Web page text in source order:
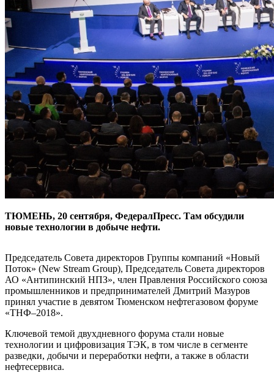
ТЮМЕНЬ, 20 сентября, ФедералПресс. Там обсудили
новые технологии в добыче нефти.
Председатель Совета директоров Группы компаний «Новый
Поток» (New Stream Group), Председатель Совета директоров
АО «Антипинский НПЗ», член Правления Российского союза
промышленников и предпринимателей Дмитрий Мазуров
принял участие в девятом Тюменском нефтегазовом форуме
«ТНФ–2018».
Ключевой темой двухдневного форума стали новые
технологии и цифровизация ТЭК, в том числе в сегменте
разведки, добычи и переработки нефти, а также в области
нефтесервиса.